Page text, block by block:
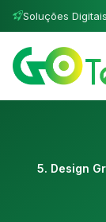
Soluções
Design